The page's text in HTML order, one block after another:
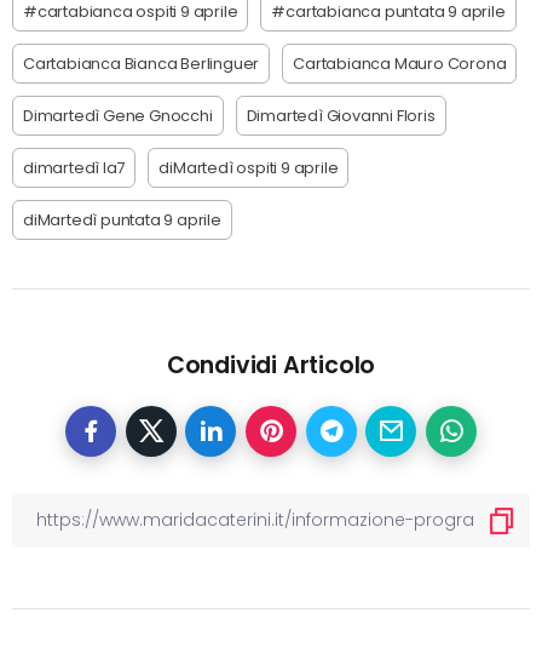
#cartabianca ospiti 9 aprile #cartabianca puntata 9 aprile
Cartabianca Bianca Berlinguer Cartabianca Mauro Corona
Dimartedì Gene Gnocchi Dimartedì Giovanni Floris
dimartedì la7 diMartedì ospiti 9 aprile
diMartedì puntata 9 aprile
Condividi Articolo